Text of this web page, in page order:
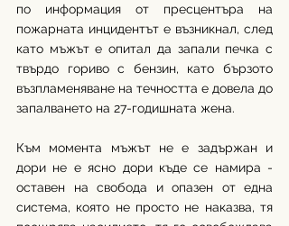
по информация от пресцентъра на
пожарната инцидентът е възникнал, след
като мъжът е опитал да запали печка с
твърдо гориво с бензин, като бързото
възпламеняване на течността е довела до
запалването на 27-годишната жена.
Към момента мъжът не е задържан и
дори не е ясно дори къде се намира -
оставен на свобода и опазен от една
система, която не просто не наказва, тя